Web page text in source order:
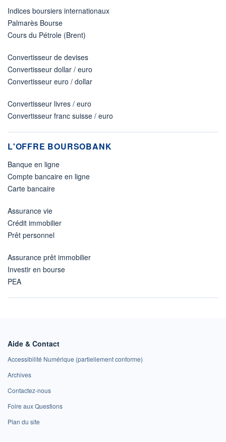
Indices boursiers internationaux
Palmarès Bourse
Cours du Pétrole (Brent)
Convertisseur de devises
Convertisseur dollar / euro
Convertisseur euro / dollar
Convertisseur livres / euro
Convertisseur franc suisse / euro
L'OFFRE BOURSOBANK
Banque en ligne
Compte bancaire en ligne
Carte bancaire
Assurance vie
Crédit immobilier
Prêt personnel
Assurance prêt immobilier
Investir en bourse
PEA
Aide & Contact
Accessibilité Numérique (partiellement conforme)
Archives
Contactez-nous
Foire aux Questions
Plan du site